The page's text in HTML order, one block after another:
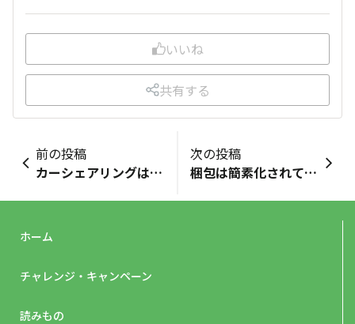
いいね
共有する
前の投稿
カーシェアリングはエコにつながるの？
次の投稿
梱包は簡素化されてきている？
ホーム
チャレンジ・キャンペーン
読みもの